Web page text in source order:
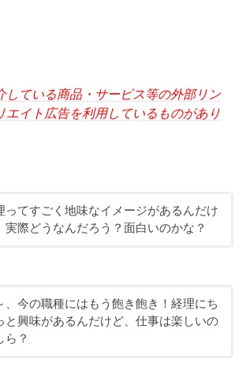
ている商品・サービス等の外部リン
エイト広告を利用しているものがあり
ってすごく地味なイメージがあるんだけ
実際どうなんだろう？面白いのかな？
、今の職種にはもう飽き飽き！経理にち
と興味があるんだけど、仕事は楽しいの
ら？